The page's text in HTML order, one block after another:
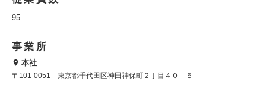
95
事業所
本社
〒101-0051 東京都千代田区神田神保町２丁目４０－５